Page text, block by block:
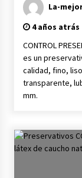
La-
4 años atrás
CONTROL
es un
calidad, fino,
transparente,
mm.